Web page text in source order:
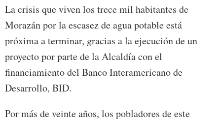
La crisis que viven los trece mil habitantes de
Morazán por la escasez de agua potable está
próxima a terminar, gracias a la ejecución de un
proyecto por parte de la Alcaldía con el
financiamiento del Banco Interamericano de
Desarrollo, BID.
Por más de veinte años, los pobladores de este